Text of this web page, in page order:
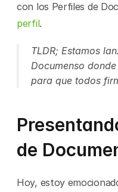
con los Perfiles de
perfil.
TLDR; Estamos
Documenso
para que todos
de
Hoy, estoy